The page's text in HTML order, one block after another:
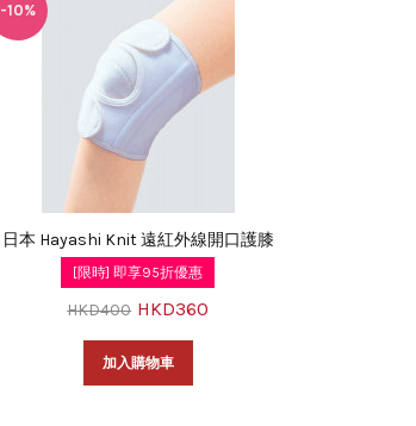
-10%
日本 Hayashi Knit 遠紅外線開口護膝
[限時] 即享95折優惠
HKD400 HKD360
加入購物車